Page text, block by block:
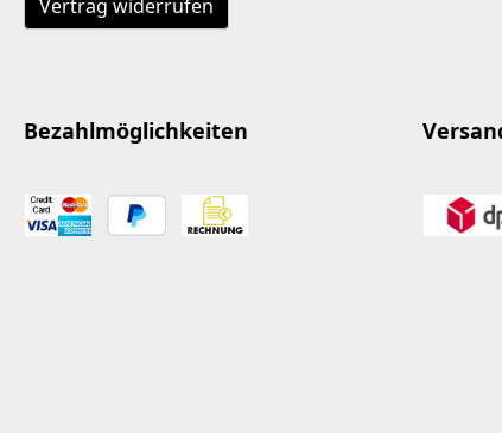
Vertrag widerrufen
Bezahlmöglichkeiten